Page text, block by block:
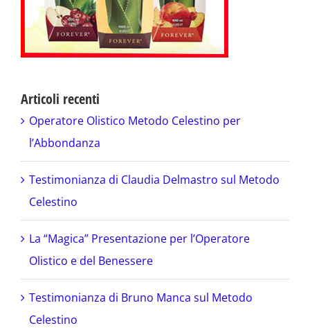
Articoli recenti
Operatore Olistico Metodo Celestino per
l’Abbondanza
Testimonianza di Claudia Delmastro sul Metodo
Celestino
La “Magica” Presentazione per l’Operatore
Olistico e del Benessere
Testimonianza di Bruno Manca sul Metodo
Celestino